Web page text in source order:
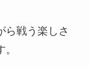
ら戦う楽しさ